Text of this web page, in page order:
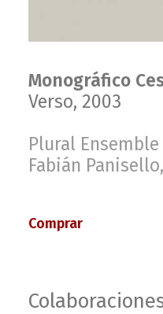
Monográfico
Verso, 2003
Plural Ensemble
Fabián
Comprar